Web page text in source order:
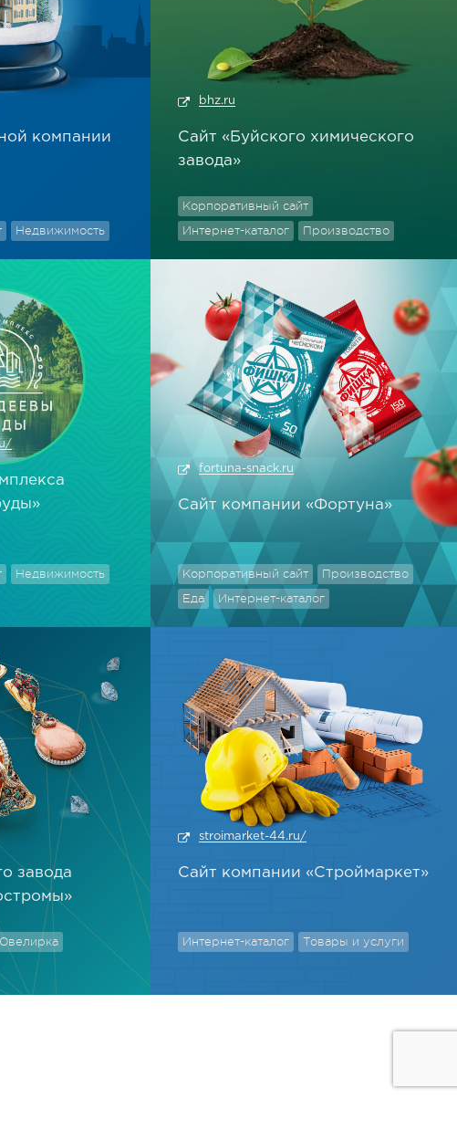
компании
Недвижимость
bhz.ru
Сайт «Буйского химического
завода»
Корпоративный сайт
Интернет-каталог
Производство
Недвижимость
fortuna-snack.ru
Сайт компании «Фортуна»
Корпоративный сайт
Производство
Еда
Интернет-каталог
завода
stroimarket-44.ru/
Сайт компании «Строймаркет»
Интернет-каталог Товары и услуги